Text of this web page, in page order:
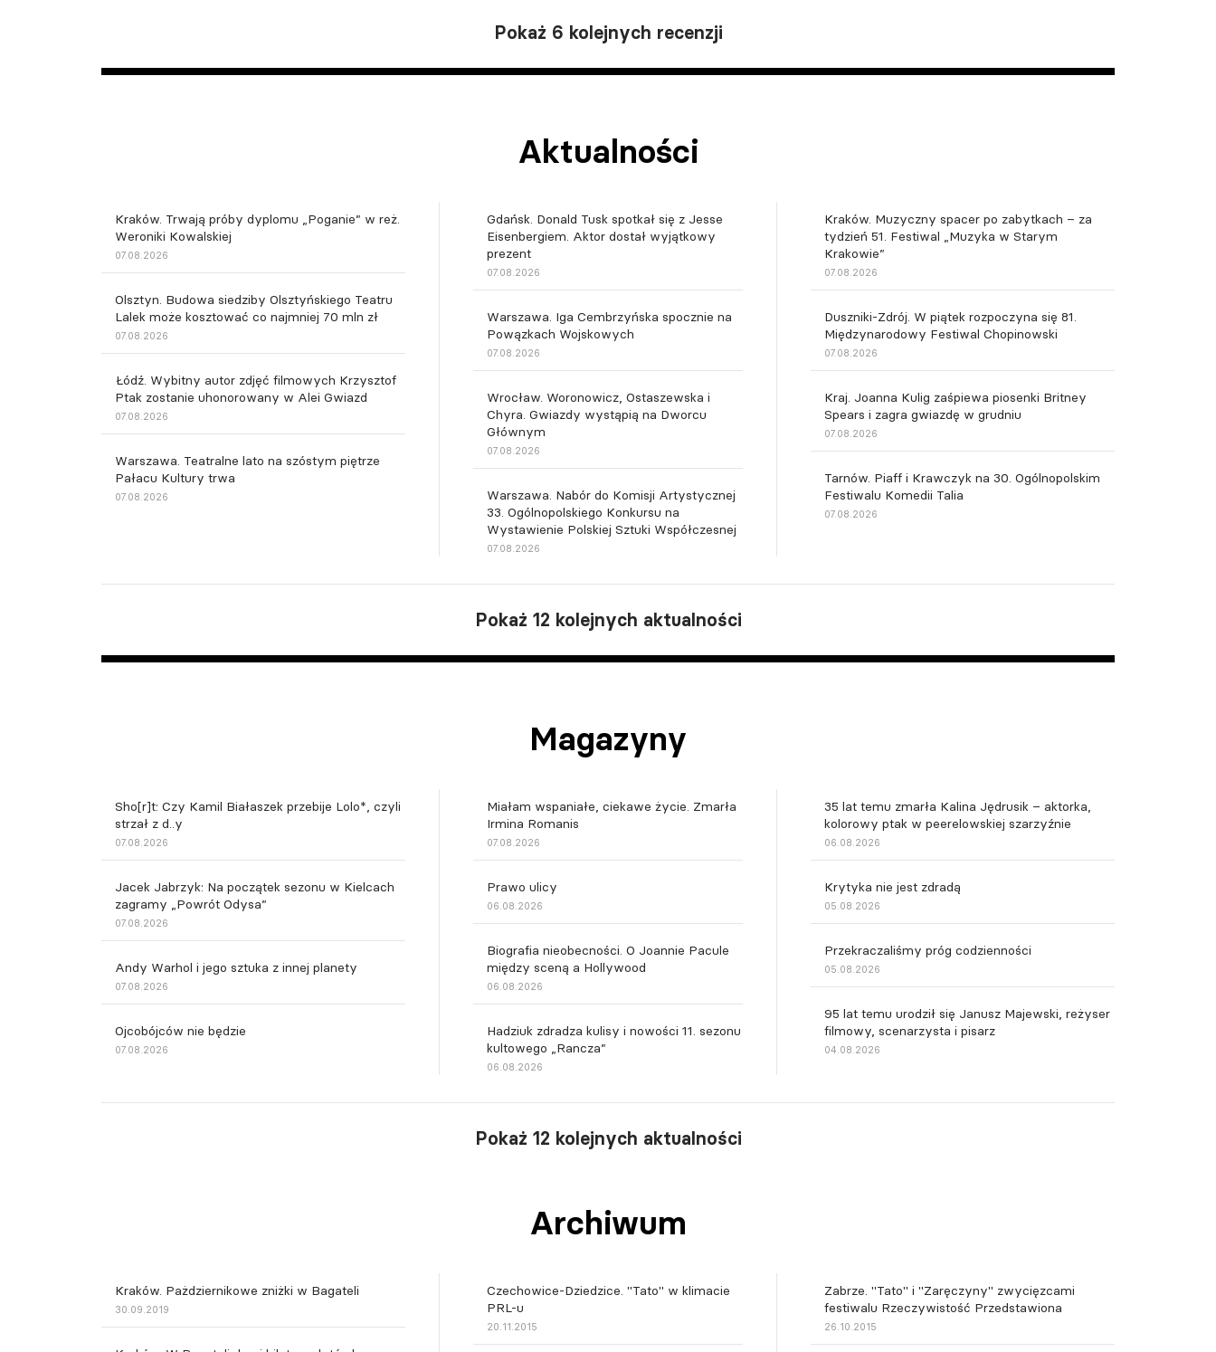
Pokaż 6 kolejnych recenzji
Aktualności
Kraków. Trwają próby dyplomu „Poganie” w reż.
Weroniki Kowalskiej
07.08.2026
Olsztyn. Budowa siedziby Olsztyńskiego Teatru
Lalek może kosztować co najmniej 70 mln zł
07.08.2026
Łódź. Wybitny autor zdjęć filmowych Krzysztof
Ptak zostanie uhonorowany w Alei Gwiazd
07.08.2026
Warszawa. Teatralne lato na szóstym piętrze
Pałacu Kultury trwa
07.08.2026
Gdańsk. Donald Tusk spotkał się z Jesse
Eisenbergiem. Aktor dostał wyjątkowy
prezent
07.08.2026
Warszawa. Iga Cembrzyńska spocznie na
Powązkach Wojskowych
07.08.2026
Wrocław. Woronowicz, Ostaszewska i
Chyra. Gwiazdy wystąpią na Dworcu
Głównym
07.08.2026
Warszawa. Nabór do Komisji Artystycznej
33. Ogólnopolskiego Konkursu na
Wystawienie Polskiej Sztuki Współczesnej
07.08.2026
Kraków. Muzyczny spacer po zabytkach – za
tydzień 51. Festiwal „Muzyka w Starym
Krakowie”
07.08.2026
Duszniki-Zdrój. W piątek rozpoczyna się 81.
Międzynarodowy Festiwal Chopinowski
07.08.2026
Kraj. Joanna Kulig zaśpiewa piosenki Britney
Spears i zagra gwiazdę w grudniu
07.08.2026
Tarnów. Piaff i Krawczyk na 30. Ogólnopolskim
Festiwalu Komedii Talia
07.08.2026
Pokaż 12 kolejnych aktualności
Magazyny
Sho[r]t: Czy Kamil Białaszek przebije Lolo*, czyli
strzał z d..y
07.08.2026
Jacek Jabrzyk: Na początek sezonu w Kielcach
zagramy „Powrót Odysa”
07.08.2026
Andy Warhol i jego sztuka z innej planety
07.08.2026
Ojcobójców nie będzie
07.08.2026
Miałam wspaniałe, ciekawe życie. Zmarła
Irmina Romanis
07.08.2026
Prawo ulicy
06.08.2026
Biografia nieobecności. O Joannie Pacule
między sceną a Hollywood
06.08.2026
Hadziuk zdradza kulisy i nowości 11. sezonu
kultowego „Rancza”
06.08.2026
35 lat temu zmarła Kalina Jędrusik – aktorka,
kolorowy ptak w peerelowskiej szarzyźnie
06.08.2026
Krytyka nie jest zdradą
05.08.2026
Przekraczaliśmy próg codzienności
05.08.2026
95 lat temu urodził się Janusz Majewski, reżyser
filmowy, scenarzysta i pisarz
04.08.2026
Pokaż 12 kolejnych aktualności
Archiwum
Kraków. Pażdziernikowe zniżki w Bagateli
30.09.2019
Czechowice-Dziedzice. "Tato" w klimacie
PRL-u
20.11.2015
Zabrze. "Tato" i "Zaręczyny" zwycięzcami
festiwalu Rzeczywistość Przedstawiona
26.10.2015